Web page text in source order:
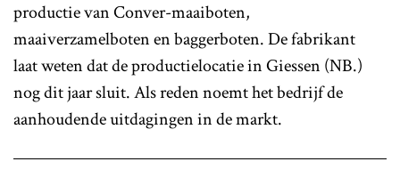
productie van Conver-maaiboten,
maaiverzamelboten en baggerboten. De fabrikant
laat weten dat de productielocatie in Giessen (NB.)
nog dit jaar sluit. Als reden noemt het bedrijf de
aanhoudende uitdagingen in de markt.